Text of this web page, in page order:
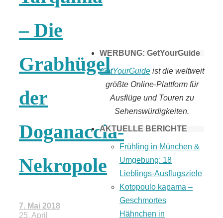
– Die
Grabhügel
der
Doganaccia-
Nekropole
7. Mai 2018
25. April
machen
WERBUNG: GetYourGuide
GetYourGuideist die weltweit
größte Online-Plattform für
Ausflüge und Touren zu
Sehenswürdigkeiten.
AKTUELLE BERICHTE
Frühling in München &
Umgebung: 18
Lieblings-Ausflugsziele
Kotopoulo kapama –
Geschmortes
Hähnchen in